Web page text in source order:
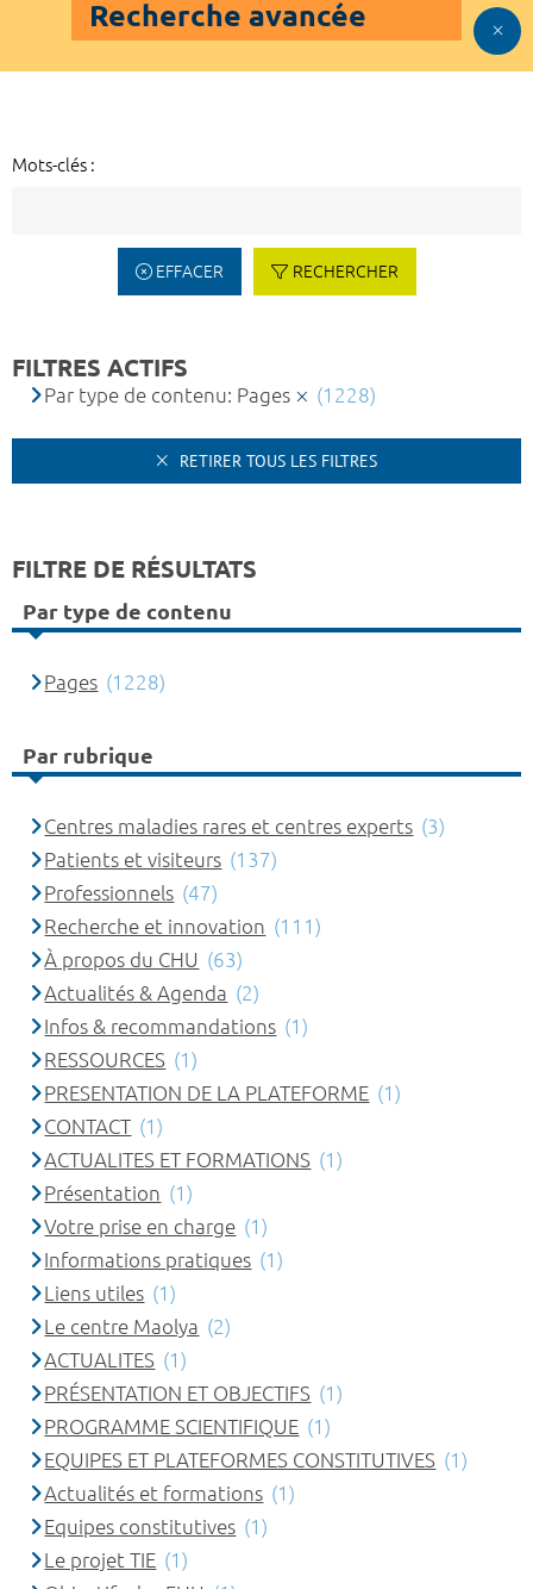
Recherche avancée
Mots-clés :
EFFACER RECHERCHER
FILTRES ACTIFS
Par type de contenu: Pages (1228)
RETIRER TOUS LES FILTRES
FILTRE DE RÉSULTATS
Par type de contenu
Pages (1228)
Par rubrique
Centres maladies rares et centres experts (3)
Patients et visiteurs (137)
Professionnels (47)
Recherche et innovation (111)
À propos du CHU (63)
Actualités & Agenda (2)
Infos & recommandations (1)
RESSOURCES (1)
PRESENTATION DE LA PLATEFORME (1)
CONTACT (1)
ACTUALITES ET FORMATIONS (1)
Présentation (1)
Votre prise en charge (1)
Informations pratiques (1)
Liens utiles (1)
Le centre Maolya (2)
ACTUALITES (1)
PRÉSENTATION ET OBJECTIFS (1)
PROGRAMME SCIENTIFIQUE (1)
EQUIPES ET PLATEFORMES CONSTITUTIVES (1)
Actualités et formations (1)
Equipes constitutives (1)
Le projet TIE (1)